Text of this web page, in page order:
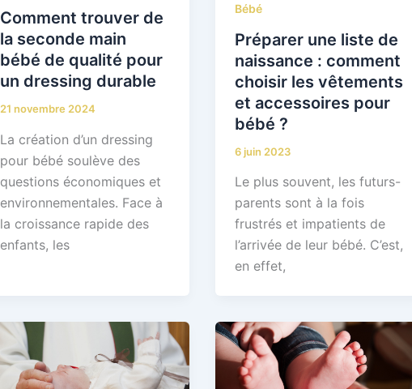
Comment trouver de
la seconde main
bébé de qualité pour
un dressing durable
21 novembre 2024
La création d’un dressing
pour bébé soulève des
questions économiques et
environnementales. Face à
la croissance rapide des
enfants, les
Bébé
Préparer une liste de
naissance : comment
choisir les vêtements
et accessoires pour
bébé ?
6 juin 2023
Le plus souvent, les futurs-
parents sont à la fois
frustrés et impatients de
l’arrivée de leur bébé. C’est,
en effet,